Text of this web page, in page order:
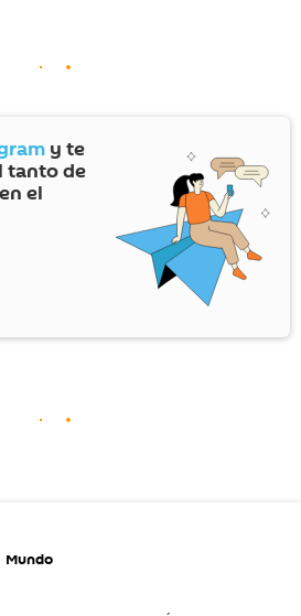
y te
tanto de
el
Mundo